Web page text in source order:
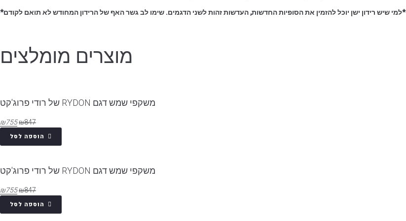
*למי שיש רידון ישן יוכל להזמין את הסופיות החדשות, העדשות זהות לשני הדגמים. שימו לב גשר האף של הרידון המחודש לא תואם לקודם*
מוצרים מומלצים
משקפי שמש דגם RYDON של רודי פרוג'קט
₪847
₪755
הוספה לסל
משקפי שמש דגם RYDON של רודי פרוג'קט
₪847
₪755
הוספה לסל